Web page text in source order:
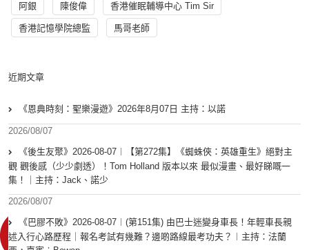
阿銀 陳俊偉 香港催眠輔導中心 Tim Sir
香港記憶學院總監 馬哥老師
近期文章
《恩典時刻：聖樂漫遊》2026年8月07日 主持：以諾
2026/08/07
《後生友聚》2026-08-07︱【第272集】《蜘蛛俠：英雄重生》絕對主
觀 觀後感（少少劇透）！Tom Holland 版本以來 最似漫畫、最好睇嘅一
集！｜主持：Jack、諾少
2026/08/07
《巴膠不敗》2026-08-07︱(第151集) 由巴士迷變身車長！年輕車長親
述入行心路歷程｜報名考試有幾難？邊啲路線最考功夫？︱主持：法蘭